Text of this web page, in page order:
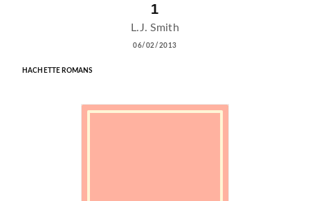
1
L.J. Smith
06/02/2013
HACHETTE ROMANS